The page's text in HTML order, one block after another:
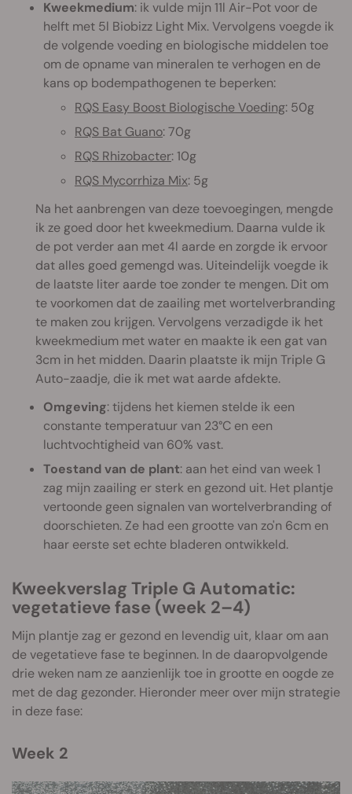
Kweekmedium: ik vulde mijn 11l Air-Pot voor de
helft met 5l Biobizz Light Mix. Vervolgens voegde ik
de volgende voeding en biologische middelen toe
om de opname van mineralen te verhogen en de
kans op bodempathogenen te beperken:
RQS Easy Boost Biologische Voeding: 50g
RQS Bat Guano: 70g
RQS Rhizobacter: 10g
RQS Mycorrhiza Mix: 5g
Na het aanbrengen van deze toevoegingen, mengde
ik ze goed door het kweekmedium. Daarna vulde ik
de pot verder aan met 4l aarde en zorgde ik ervoor
dat alles goed gemengd was. Uiteindelijk voegde ik
de laatste liter aarde toe zonder te mengen. Dit om
te voorkomen dat de zaailing met wortelverbranding
te maken zou krijgen. Vervolgens verzadigde ik het
kweekmedium met water en maakte ik een gat van
3cm in het midden. Daarin plaatste ik mijn Triple G
Auto-zaadje, die ik met wat aarde afdekte.
Omgeving: tijdens het kiemen stelde ik een
constante temperatuur van 23°C en een
luchtvochtigheid van 60% vast.
Toestand van de plant: aan het eind van week 1
zag mijn zaailing er sterk en gezond uit. Het plantje
vertoonde geen signalen van wortelverbranding of
doorschieten. Ze had een grootte van zo'n 6cm en
haar eerste set echte bladeren ontwikkeld.
Kweekverslag Triple G Automatic:
vegetatieve fase (week 2–4)
Mijn plantje zag er gezond en levendig uit, klaar om aan
de vegetatieve fase te beginnen. In de daaropvolgende
drie weken nam ze aanzienlijk toe in grootte en oogde ze
met de dag gezonder. Hieronder meer over mijn strategie
in deze fase:
Week 2